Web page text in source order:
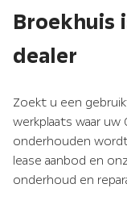
Broekhuis
dealer
Zoekt u een
werkplaats waar
onderhouden
lease aanbod en
onderhoud en